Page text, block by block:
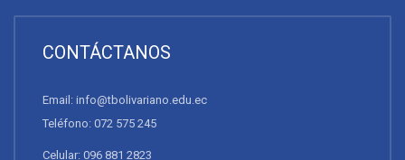
CONTÁCTANOS
Email: info@tbolivariano.edu.ec
Teléfono: 072 575 245
Celular: 096 881 2823